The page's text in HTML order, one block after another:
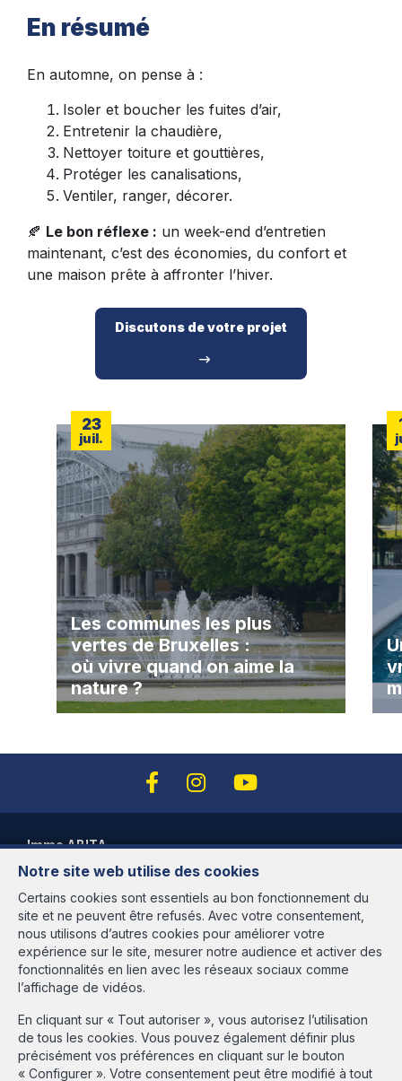
En résumé
En automne, on pense à :
Isoler et boucher les fuites d’air,
Entretenir la chaudière,
Nettoyer toiture et gouttières,
Protéger les canalisations,
Ventiler, ranger, décorer.
🍂 Le bon réflexe : un week-end d’entretien
maintenant, c’est des économies, du confort et
une maison prête à affronter l’hiver.
Discutons de votre projet
23
juil.
Les communes les plus
vertes de Bruxelles :
où vivre quand on aime la
nature ?
Notre site web utilise des cookies
Certains cookies sont essentiels au bon fonctionnement du
site et ne peuvent être refusés. Avec votre consentement,
nous utilisons d’autres cookies pour améliorer votre
expérience sur le site, mesurer notre audience et activer des
fonctionnalités en lien avec les réseaux sociaux comme
l’affichage de vidéos.
En cliquant sur « Tout autoriser », vous autorisez l’utilisation
de tous les cookies. Vous pouvez également définir plus
précisément vos préférences en cliquant sur le bouton
« Configurer ». Votre consentement peut être modifié à tout
Immo ABITA
Avenue des Cerisiers, 95
1200 Woluwé-St-Lambert
Heures d'ouverture
Du lundi au vendredi de 9h30 à 18h00
et le samedi de 9h30 à 13h30 sur rendez-vous
N° entreprise : BE-437.981.526 - rpm Bruxelles Instance de
contrôle: IPI, rue du Luxembourg 16B, 1000 Bruxelles - Soumis au
code déontologique de l'IPI:www.ipi.be